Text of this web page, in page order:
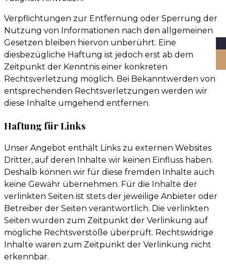
Verpflichtungen zur Entfernung oder Sperrung der
Nutzung von Informationen nach den allgemeinen
Gesetzen bleiben hiervon unberührt. Eine
diesbezügliche Haftung ist jedoch erst ab dem
Zeitpunkt der Kenntnis einer konkreten
Rechtsverletzung möglich. Bei Bekanntwerden von
entsprechenden Rechtsverletzungen werden wir
diese Inhalte umgehend entfernen.
Haftung für Links
Unser Angebot enthält Links zu externen Websites
Dritter, auf deren Inhalte wir keinen Einfluss haben.
Deshalb können wir für diese fremden Inhalte auch
keine Gewähr übernehmen. Für die Inhalte der
verlinkten Seiten ist stets der jeweilige Anbieter oder
Betreiber der Seiten verantwortlich. Die verlinkten
Seiten wurden zum Zeitpunkt der Verlinkung auf
mögliche Rechtsverstöße überprüft. Rechtswidrige
Inhalte waren zum Zeitpunkt der Verlinkung nicht
erkennbar.